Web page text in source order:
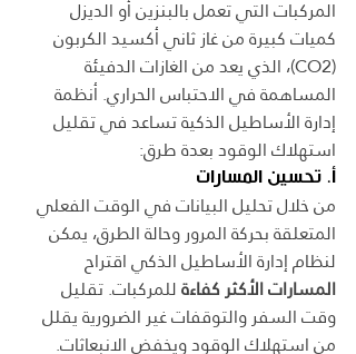
المركبات التي تعمل بالبنزين أو الديزل
كميات كبيرة من غاز ثاني أكسيد الكربون
(CO2)، الذي يعد من الغازات الدفيئة
المساهمة في الاحتباس الحراري. أنظمة
إدارة الأساطيل الذكية تساعد في تقليل
استهلاك الوقود بعدة طرق:
أ. تحسين المسارات
من خلال تحليل البيانات في الوقت الفعلي
المتعلقة بحركة المرور وحالة الطرق، يمكن
لنظام إدارة الأساطيل الذكي اقتراح
المسارات الأكثر كفاءة للمركبات. تقليل
وقت السفر والتوقفات غير الضرورية يقلل
من استهلاك الوقود ويخفض الانبعاثات.